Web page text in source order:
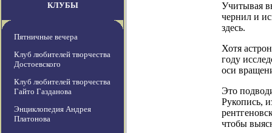
КЛУБЫ
Пятничные вечера
Клуб любителей творчества
Достоевского
Клуб любителей творчества
Гайто Газданова
Энциклопедия Андрея
Платонова
Учитывая
чернил и
здесь.
Хотя
году
оси
Это
Рукопись,
чтобы